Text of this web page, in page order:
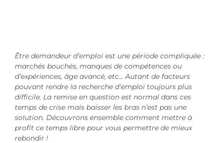
Être demandeur d’emploi est une période compliquée :
marchés bouchés, manques de compétences ou
d’expériences, âge avancé, etc… Autant de facteurs
pouvant rendre la recherche d’emploi toujours plus
difficile. La remise en question est normal dans ces
temps de crise mais baisser les bras n’est pas une
solution. Découvrons ensemble comment mettre à
profit ce temps libre pour vous permettre de mieux
rebondir !